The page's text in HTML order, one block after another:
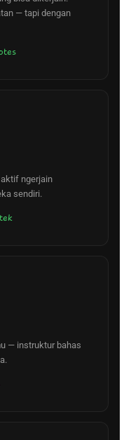
— tapi dengan
ngerjain
sendiri.
— instruktur bahas